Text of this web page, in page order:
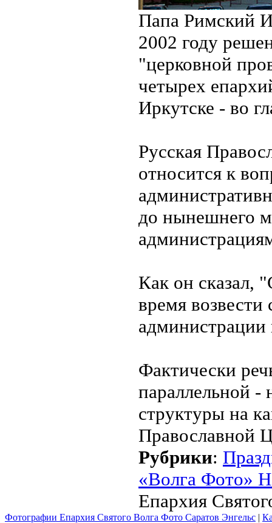
Папа Римский
2002 году
"церковной
четырех
Иркутске - во
Русская
относится к
до нынешнего
Как он сказал,
время
администрации
Фактически
параллельной
структуры на
Православной
Рубрики:
«Волга Фото»
Епархия
Фотографии Епархия Святого Волга Фото Саратов Энгельс |